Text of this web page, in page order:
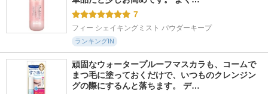
7
フィー シェイキングミスト パウダーキープ
ランキングIN
頑固なウォータープルーフマスカラも、コームで
まつ毛に塗っておくだけで、いつものクレンジン
グの際にするんと落ちます。 デ…